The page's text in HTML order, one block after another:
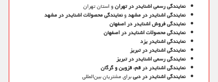
نمایندگی رسمی اشنایدر در تهرانو استان تهران
نمایندگی اشنایدر در مشهدونمایندگی محصولات اشنایدر در مشهد
نمایندگی فروش اشنایدر در اصفهان
نمایندگی محصولات اشنایدر در اصفهان
نمایندگی اشنایدر یزد
نمایندگی اشنایدر در تبریز
نمایندگی رسمی اشنایدر در تبریز
نمایندگی اشنایدر در قم، قزوین و گرگان
نمایندگی اشنایدر در دبیبرای مشتریان بین‌المللی